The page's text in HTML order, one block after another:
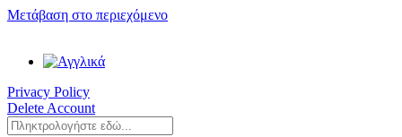
Μετάβαση στο περιεχόμενο
Privacy Policy
Delete Account